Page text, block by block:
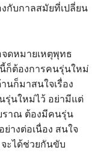
กับกาลสมัยที่เปลี่ยน
ดหมายเหตุพุทธ
ก็ต้องการคนรุ่นใหม่
นก็มาสนใจเรื่อง
รุ่นใหม่ไว้ อย่ามีแต่
ราณ ต้องมีคนรุ่น
างต่อเนื่อง สนใจ
ะได้ช่วยกันขับ